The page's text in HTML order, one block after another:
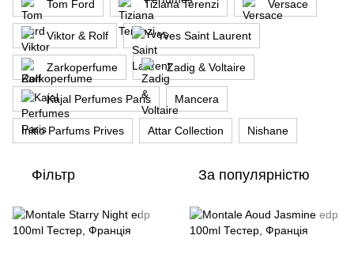
Tom Ford Tiziana Terenzi Versace
Viktor & Rolf Yves Saint Laurent
Zarkoperfume Zadig & Voltaire
Kajal Perfumes Paris Mancera
Initio Parfums Prives Attar Collection Nishane
Фільтр За популярністю